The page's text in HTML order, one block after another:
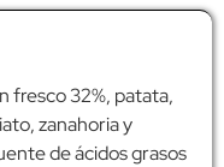
fresco 32%, patata,
zanahoria y
de ácidos grasos